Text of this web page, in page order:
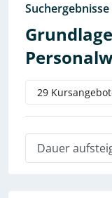
Suchergebnisse
29
Dauer